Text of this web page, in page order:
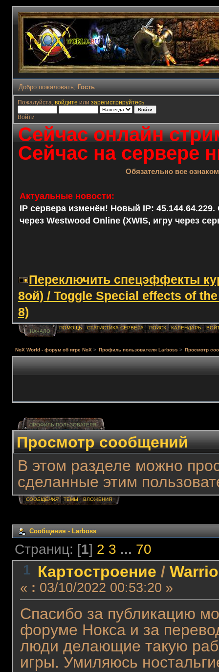
Добро пожаловать, Гость
Пожалуйста, войдите или зарегистрируйтесь.
Войти
Сейчас онлайн
Сейчас на сервере
Обязательно все
Актуальные новости:
IP сервера изменён! Новый IP: 45.144.64.229.
через Westwood Online (XWIS, игру через
Переключить спецэффекты
8ой) / Toggle Special effects of
8)
НАЧАЛО
ПОМОЩЬ СТАТИСТИКА СЕРВЕРА ПОИСК КАЛЕНДАРЬ
NoX World - форум об игре NoX > Профиль пользователя Lаrboss > Просмотр
ПРОФИЛЬ ПОЛЬЗОВАТЕЛЯ
Просмотр сообщений
В этом разделе можно
сделанные этим
СООБЩЕНИЯ ТЕМЫ ВЛОЖЕНИЯ
Сообщения - Lаrboss
Страниц: [1] 2 3 ... 70
1 Картостроение /
« : 03/10/2022 00:53:20 »
Спасибо за публикацию
форуме Нокса и за
люди делающие такую
игры. Умиляюсь